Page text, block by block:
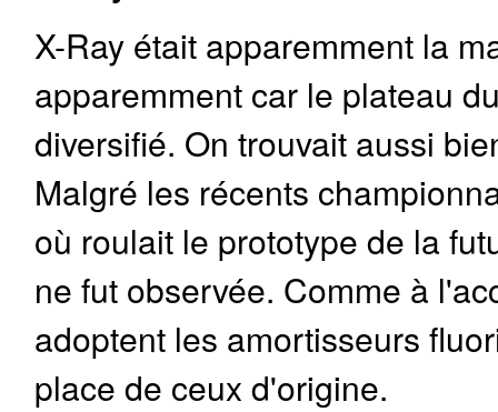
X-Ray était apparemment la
apparemment car le plateau
diversifié. On trouvait aussi
Malgré les récents
où roulait le prototype de la
ne fut observée. Comme à
adoptent les amortisseurs
place de ceux d'origine.